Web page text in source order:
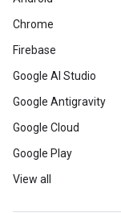
Chrome
Firebase
Google AI Studio
Google Antigravity
Google Cloud
Google Play
View all